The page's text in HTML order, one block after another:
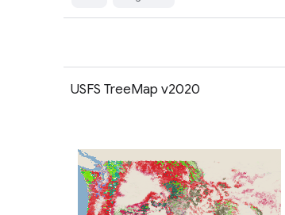
USFS TreeMap v2020